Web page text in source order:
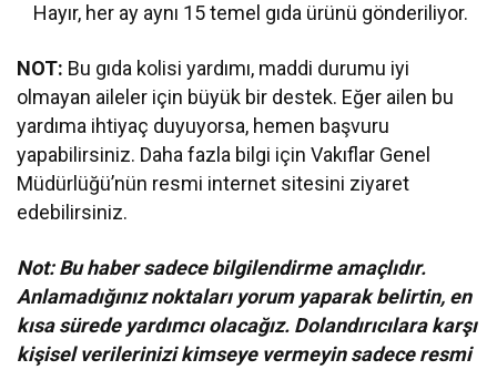
Hayır, her ay aynı 15 temel gıda ürünü gönderiliyor.
NOT: Bu gıda kolisi yardımı, maddi durumu iyi
olmayan aileler için büyük bir destek. Eğer ailen bu
yardıma ihtiyaç duyuyorsa, hemen başvuru
yapabilirsiniz. Daha fazla bilgi için Vakıflar Genel
Müdürlüğü’nün resmi internet sitesini ziyaret
edebilirsiniz.
Not: Bu haber sadece bilgilendirme amaçlıdır.
Anlamadığınız noktaları yorum yaparak belirtin, en
kısa sürede yardımcı olacağız. Dolandırıcılara karşı
kişisel verilerinizi kimseye vermeyin sadece resmi